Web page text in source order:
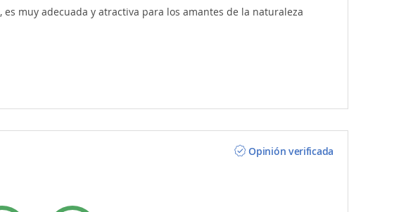
muy adecuada y atractiva para los amantes de la naturaleza
Opinión verificada